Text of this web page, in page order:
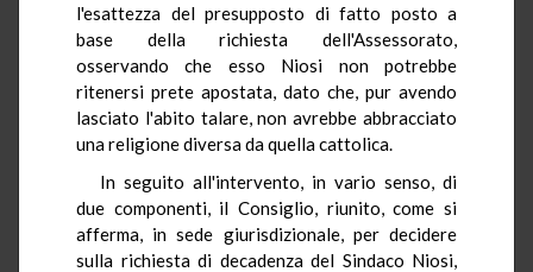
l'esattezza del presupposto di fatto posto a
base della richiesta dell'Assessorato,
osservando che esso Niosi non potrebbe
ritenersi prete apostata, dato che, pur avendo
lasciato l'abito talare, non avrebbe abbracciato
una religione diversa da quella cattolica.
In seguito all'intervento, in vario senso, di
due componenti, il Consiglio, riunito, come si
afferma, in sede giurisdizionale, per decidere
sulla richiesta di decadenza del Sindaco Niosi,